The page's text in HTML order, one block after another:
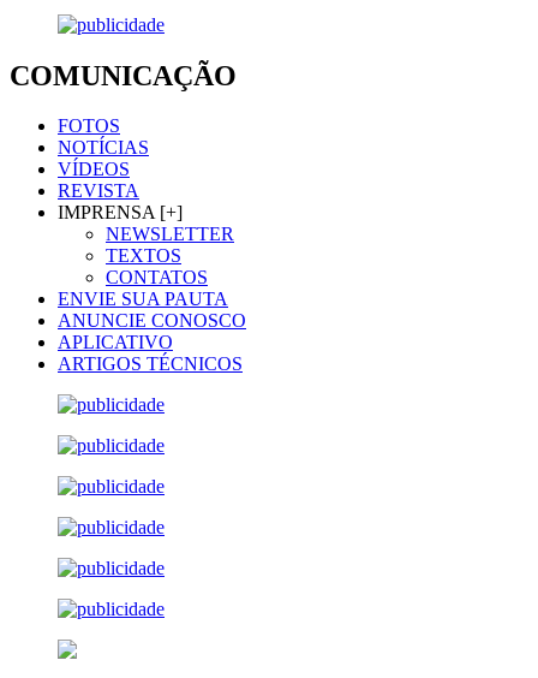
COMUNICAÇÃO
FOTOS
NOTÍCIAS
VÍDEOS
REVISTA
IMPRENSA [+]
NEWSLETTER
TEXTOS
CONTATOS
ENVIE SUA PAUTA
ANUNCIE CONOSCO
APLICATIVO
ARTIGOS TÉCNICOS